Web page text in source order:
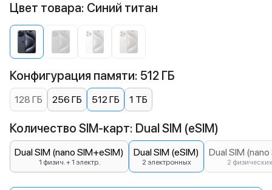
Цвет товара: Синий титан
Конфигурация памяти: 512 ГБ
128 ГБ 256 ГБ 512 ГБ 1 ТБ
Количество SIM-карт: Dual SIM (eSIM)
Dual SIM (nano SIM+eSIM)
1 физич. + 1 электр.
Dual SIM (eSIM)
2 электронных
Dual SIM
2 физических